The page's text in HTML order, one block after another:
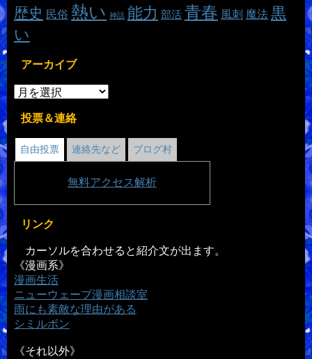
歴史 民俗 熱い 神話 能力 部活 青春 風刺 魔法 黒
い
アーカイブ
投票＆連絡
自由投票 連絡先など ブログ村
無料アクセス解析
リンク
カーソルを合わせると紹介文が出ます。
《漫画系》
漫画生活
ニューウェーブ漫画相談室
雨にも素敵な理由がある
シミルボン
《それ以外》